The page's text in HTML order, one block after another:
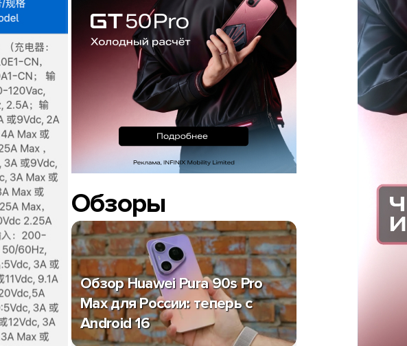
Обзоры
Обзор Huawei Pura 90s Pro
Max для России: теперь с
Android 16